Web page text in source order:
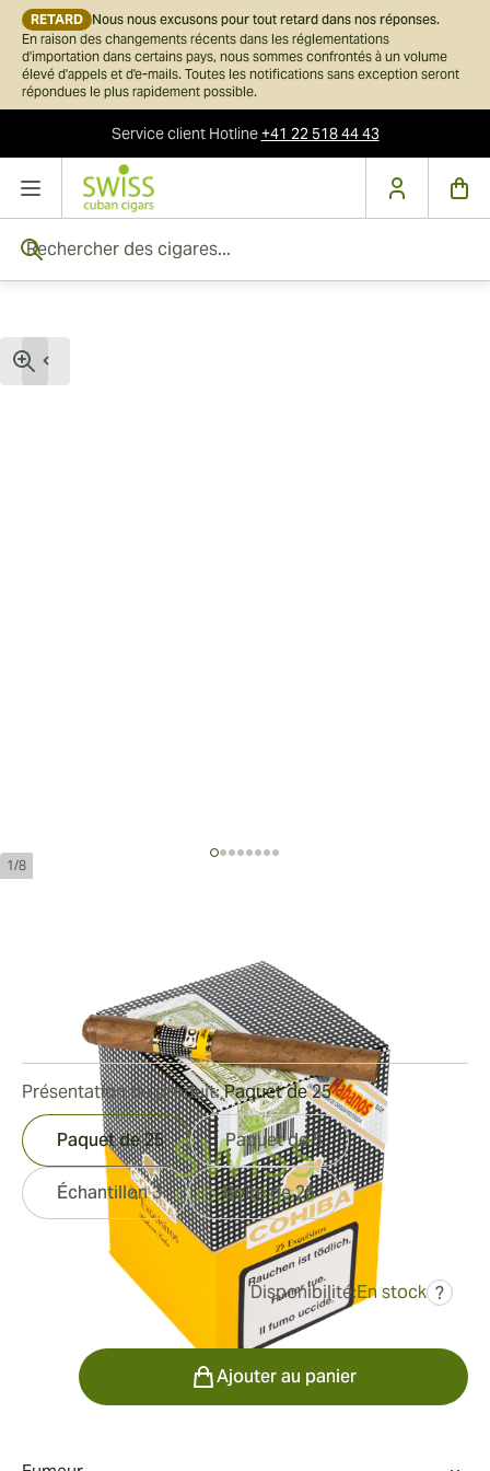
RETARD Nous nous excusons pour tout retard dans nos réponses.
En raison des changements récents dans les réglementations
d'importation dans certains pays, nous sommes confrontés à un volume
élevé d'appels et d'e-mails. Toutes les notifications sans exception seront
répondues le plus rapidement possible.
Service clientHotline+41 22 518 44 43
Skip to Content
1/8
Bague de jauge:33 Longueur:126 mm / 4.9 pouces
2Commentaires
était287,78 €
Disponibilité:En stock ?
Présentation du produit:Paquet de 25
Paquet de 25 Paquet de 5
Échantillon 3 Boîte de 25
Ajouter au panier